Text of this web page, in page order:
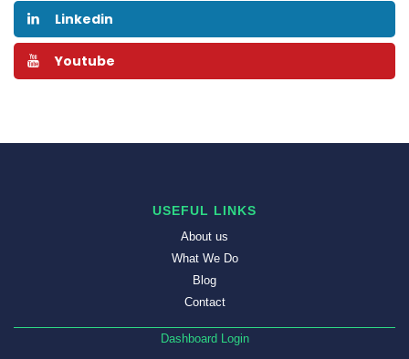
Linkedin
Youtube
USEFUL LINKS
About us
What We Do
Blog
Contact
Dashboard Login